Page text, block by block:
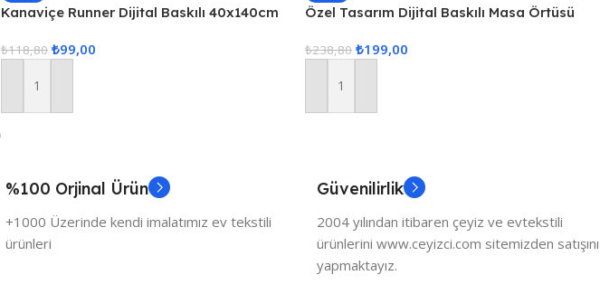
Kanaviçe Runner Dijital Baskılı 40x140cm
₺118,80 ₺99,00
Sepete Ekle
Özel Tasarım Dijital Baskılı Masa Örtüsü
₺238,80 ₺199,00
Sepete Ekle
%100 Orjinal Ürün
+1000 Üzerinde kendi imalatımız ev tekstili
ürünleri
Güvenilirlik
2004 yılından itibaren çeyiz ve evtekstili
ürünlerini www.ceyizci.com sitemizden satışını
yapmaktayız.